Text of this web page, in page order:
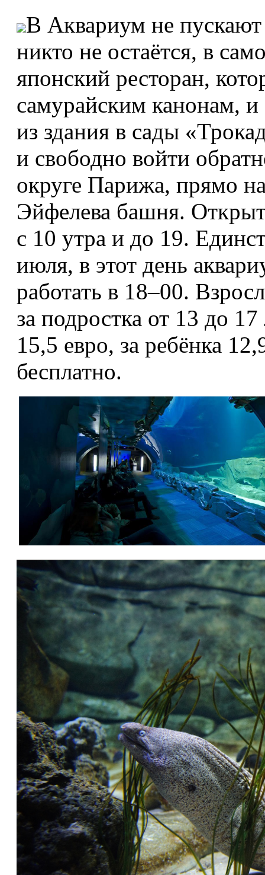
В Аквариум не
никто не остаётся, в
японский ресторан,
самурайским канонам,
из здания в сады
и свободно войти
округе Парижа, прямо
Эйфелева башня.
с 10 утра и до 19.
июля, в этот день
работать в 18–00.
за подростка от 13 до 17
15,5 евро, за ребёнка
бесплатно.